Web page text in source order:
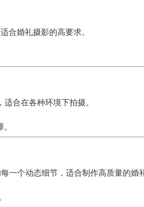
合婚礼摄影的高要求。
合在各种环境下拍摄。
一个动态细节，适合制作高质量的婚